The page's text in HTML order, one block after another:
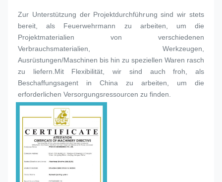
Zur Unterstützung der Projektdurchführung sind wir stets
bereit, als Feuerwehrmann zu arbeiten, um die
Projektmaterialien von verschiedenen
Verbrauchsmaterialien, Werkzeugen,
Ausrüstungen/Maschinen bis hin zu speziellen Waren rasch
zu liefern.Mit Flexibilität, wir sind auch froh, als
Beschaffungsagent in China zu arbeiten, um die
erforderlichen Versorgungsressourcen zu finden.